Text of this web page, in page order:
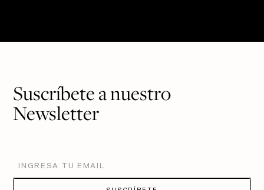
Suscríbete a nuestro
Newsletter